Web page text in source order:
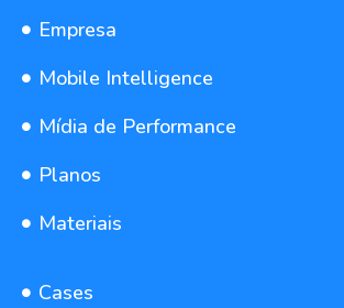
Empresa
Mobile Intelligence
Mídia de Performance
Planos
Materiais
Cases